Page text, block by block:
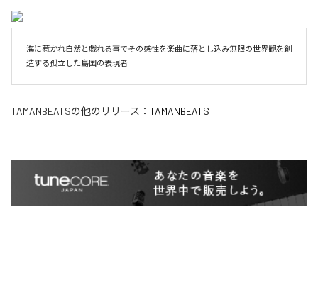
海に惹かれ自然と戯れる事でその感性を楽曲に落とし込み無限の世界観を創
造する孤立した島国の表現者
TAMANBEATSの他のリリース： TAMANBEATS